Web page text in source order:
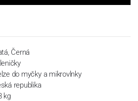
Černá
do myčky a mikrovlnky
republika
kg